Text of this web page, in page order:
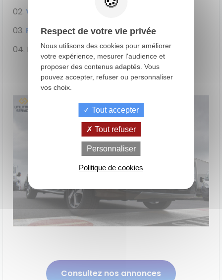
de
votreLe crédit
classique
d'Achat (LOA)
Volkswagen Transporter (
Ford Transit Custom(63 %)
Mercedes-Benz Vito (61 %)
Consultez nos annonces
Respect de votre vie privée
Nous utilisons des cookies pour améliorer
votre expérience, mesurer l'audience et
proposer des contenus adaptés. Vous
pouvez accepter, refuser ou personnaliser
vos choix.
Tout accepter
Tout refuser
Personnaliser
Politique de cookies